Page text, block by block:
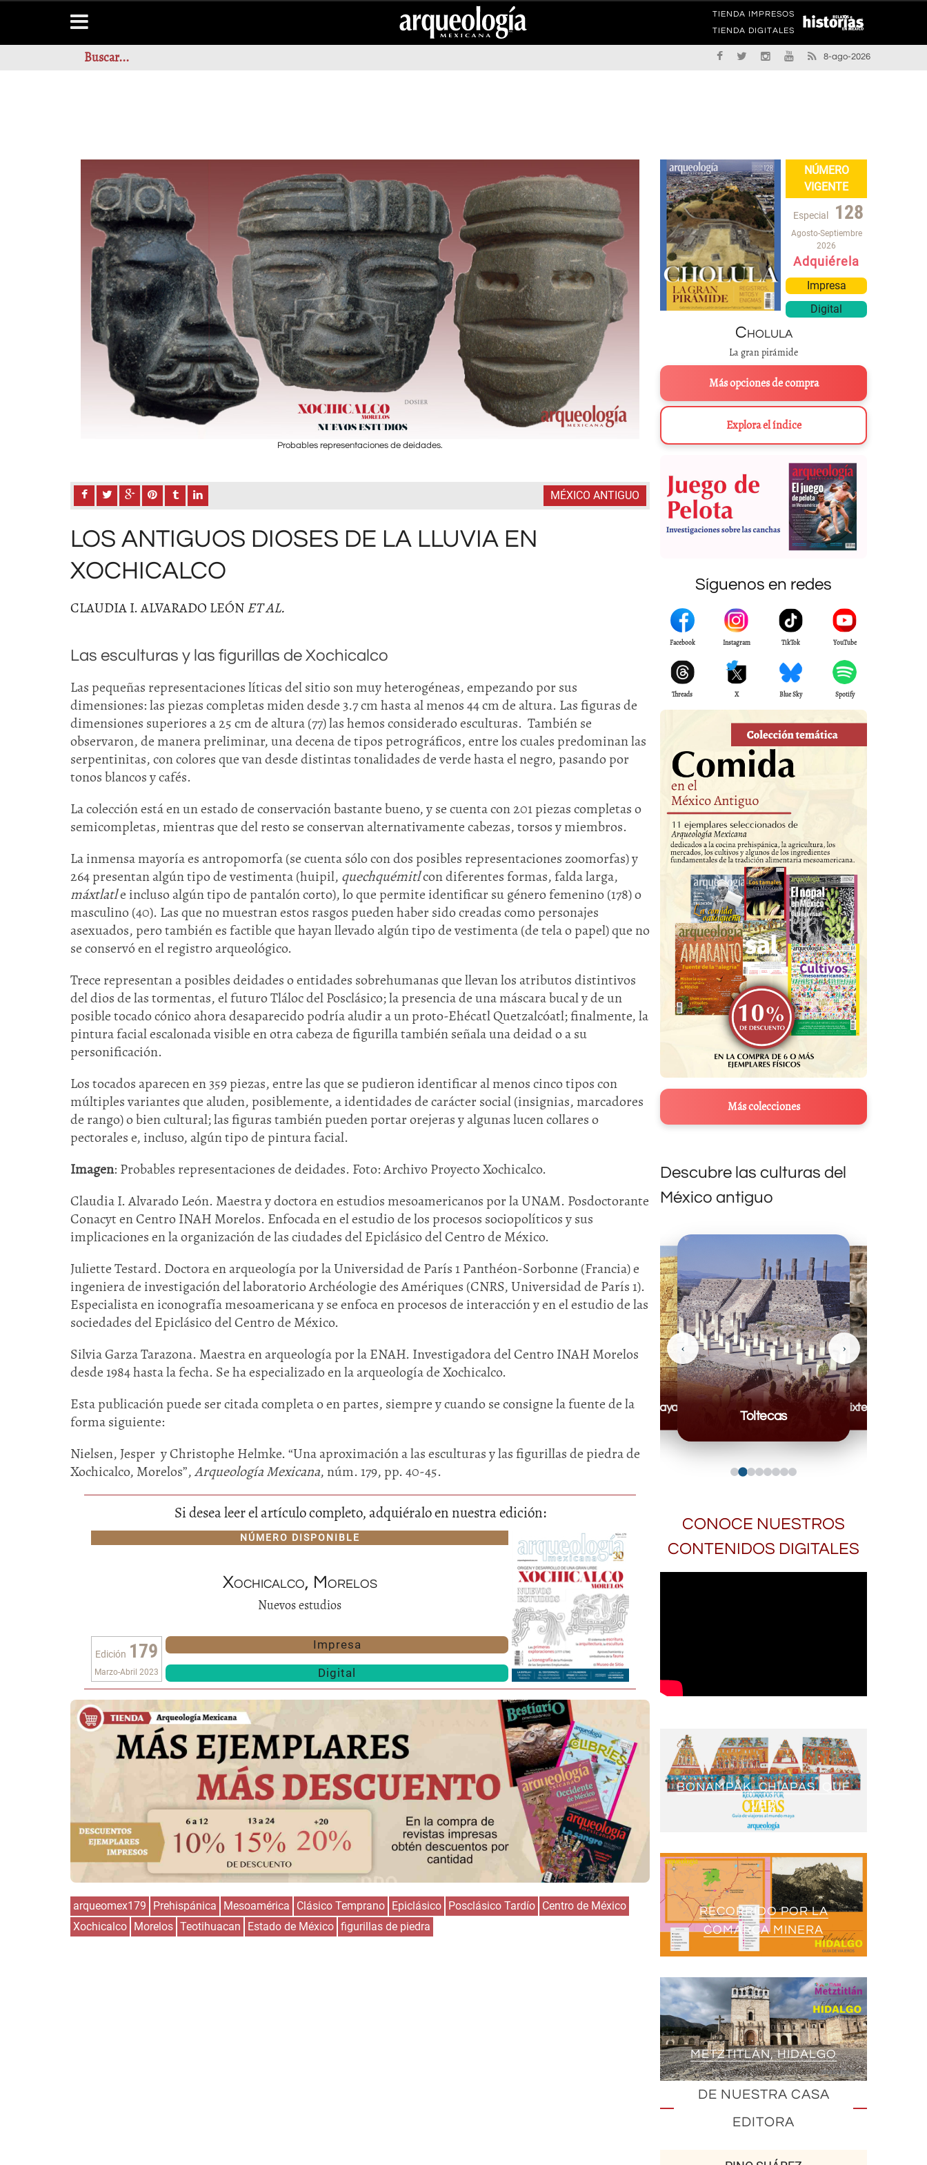
TIENDA IMPRESOS
TIENDA DIGITALES
8-ago-2026
Probables representaciones de deidades. Probables
MÉXICO ANTIGUO
LOS ANTIGUOS DIOSES DE LA LLUVIA EN
XOCHICALCO
CLAUDIA I. ALVARADO LEÓNET AL.
Las esculturas y las figurillas de Xochicalco
Las pequeñas representaciones líticas del sitio son muy heterogéneas, empezando por sus
dimensiones: las piezas completas miden desde 3.7 cm hasta al menos 44 cm de altura. Las figuras de
dimensiones superiores a 25 cm de altura (77) las hemos considerado esculturas. También se
observaron, de manera preliminar, una decena de tipos petrográficos, entre los cuales predominan las
serpentinitas, con colores que van desde distintas tonalidades de verde hasta el negro, pasando por
tonos blancos y cafés.
La colección está en un estado de conservación bastante bueno, y se cuenta con 201 piezas completas o
semicompletas, mientras que del resto se conservan alternativamente cabezas, torsos y miembros.
La inmensa mayoría es antropomorfa (se cuenta sólo con dos posibles representaciones zoomorfas) y
264 presentan algún tipo de vestimenta (huipil, quechquémitlcon diferentes formas, falda larga,
máxtlatle incluso algún tipo de pantalón corto), lo que permite identificar su género femenino (178) o
masculino (40). Las que no muestran estos rasgos pueden haber sido creadas como personajes
asexuados, pero también es factible que hayan llevado algún tipo de vestimenta (de tela o papel) que no
se conservó en el registro arqueológico.
Trece representan a posibles deidades o entidades sobrehumanas que llevan los atributos distintivos
del dios de las tormentas, el futuro Tláloc del Posclásico; la presencia de una máscara bucal y de un
posible tocado cónico ahora desaparecido podría aludir a un proto-Ehécatl Quetzalcóatl; finalmente, la
pintura facial escalonada visible en otra cabeza de figurilla también señala una deidad o a su
personificación.
Los tocados aparecen en 359 piezas, entre las que se pudieron identificar al menos cinco tipos con
múltiples variantes que aluden, posiblemente, a identidades de carácter social (insignias, marcadores
de rango) o bien cultural; las figuras también pueden portar orejeras y algunas lucen collares o
pectorales e, incluso, algún tipo de pintura facial.
Imagen: Probables representaciones de deidades. Foto: Archivo Proyecto Xochicalco.
Claudia I. Alvarado León. Maestra y doctora en estudios mesoamericanos por la UNAM. Posdoctorante
Conacyt en Centro INAH Morelos. Enfocada en el estudio de los procesos sociopolíticos y sus
implicaciones en la organización de las ciudades del Epiclásico del Centro de México.
Juliette Testard. Doctora en arqueología por la Universidad de París 1 Panthéon-Sorbonne (Francia) e
ingeniera de investigación del laboratorio Archéologie des Amériques (CNRS, Universidad de París 1).
Especialista en iconografía mesoamericana y se enfoca en procesos de interacción y en el estudio de las
sociedades del Epiclásico del Centro de México.
Silvia Garza Tarazona. Maestra en arqueología por la ENAH. Investigadora del Centro INAH Morelos
desde 1984 hasta la fecha. Se ha especializado en la arqueología de Xochicalco.
Esta publicación puede ser citada completa o en partes, siempre y cuando se consigne la fuente de la
forma siguiente:
Nielsen, Jesper y Christophe Helmke. “Una aproximación a las esculturas y las figurillas de piedra de
Xochicalco, Morelos”,Arqueología Mexicana, núm. 179, pp. 40-45.
Si desea leer el artículo completo, adquiéralo en nuestra edición:
NÚMERO DISPONIBLE
Xochicalco, Morelos
Nuevos estudios
Edición 179
Marzo-Abril 2023
Impresa
Digital
arqueomex179 Prehispánica Mesoamérica Clásico Temprano Epiclásico Posclásico Tardío Centro de México
Xochicalco Morelos Teotihuacan Estado de México figurillas de piedra
NÚMERO
VIGENTE
Especial 128
Agosto-Septiembre
2026
Adquiérela
Impresa
Digital
Cholula
La gran pirámide
Más opciones de compra
Explora el índice
Síguenos en redes
Facebook Instagram TikTok YouTube
Threads X Blue Sky Spotify
Más colecciones
Descubre las culturas del
México antiguo
Mayas
Toltecas
Mixteca
Olmecas
‹ ›
CONOCE NUESTROS
CONTENIDOS DIGITALES
BONAMPAK, CHIAPAS. QUÉ
VER
RECORRIDO POR LA
COMARCA MINERA
METZTITLÁN, HIDALGO
DE NUESTRA CASA
EDITORA